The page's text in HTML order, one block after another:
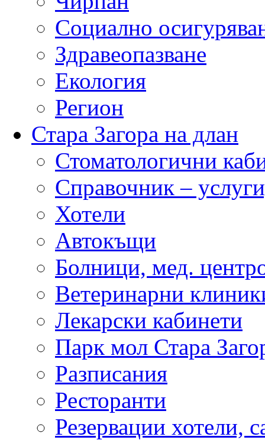
Социално
Здравеопазване
Екология
Регион
Стара Загора на длан
Стоматологични
Справочник –
Хотели
Автокъщи
Болници, мед.
Ветеринарни
Лекарски кабинети
Парк мол Стара
Разписания
Ресторанти
Резервации хотели,